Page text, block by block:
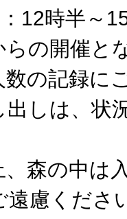
12時半～
の開催と
の記録に
しは、状
森の中は
遠慮くださ